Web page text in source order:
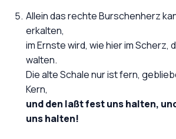
Allein das rechte Burschenherz
erkalten,
im Ernste wird, wie hier im Scherz,
walten.
Die alte Schale nur ist fern,
Kern,
und den laßt fest uns halten,
uns halten!